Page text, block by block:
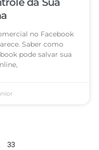
no Facebook
Saber como
pode salvar sua
33